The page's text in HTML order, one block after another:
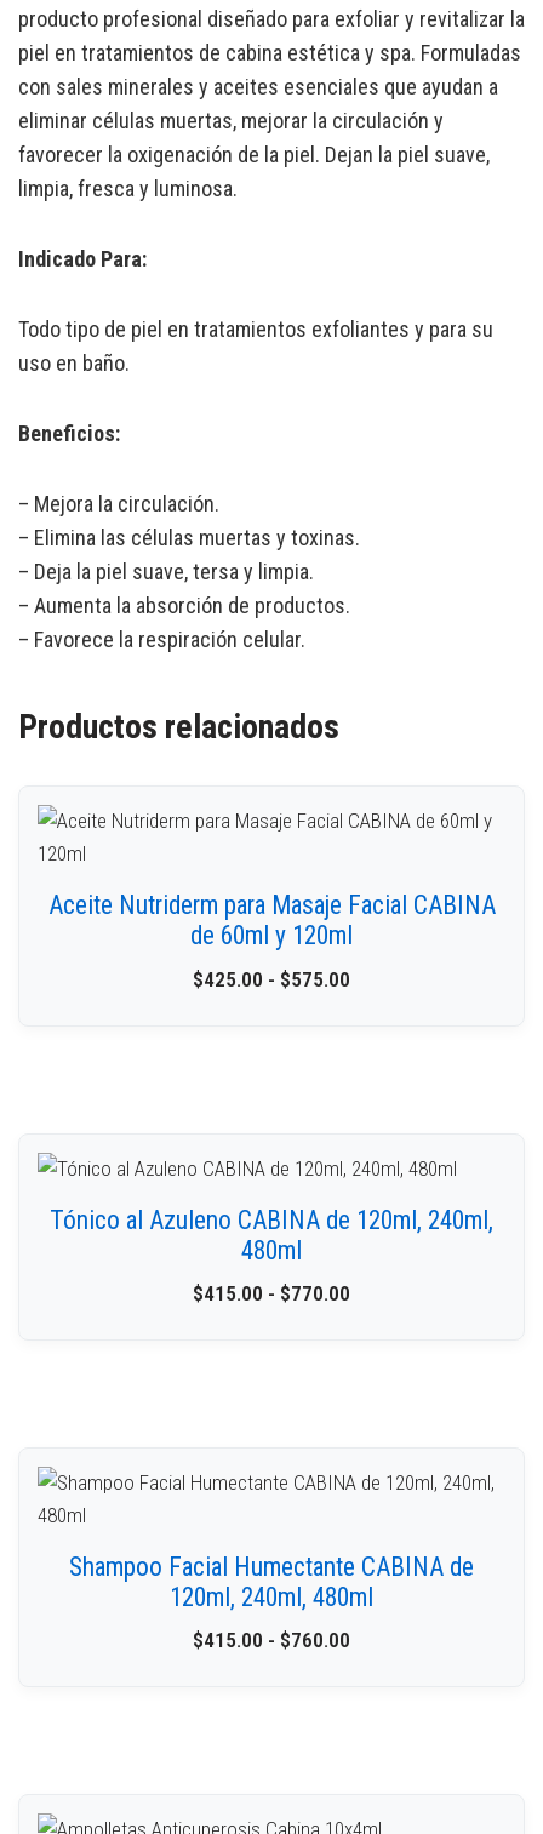
producto profesional diseñado para exfoliar y revitalizar la
piel en tratamientos de cabina estética y spa. Formuladas
con sales minerales y aceites esenciales que ayudan a
eliminar células muertas, mejorar la circulación y
favorecer la oxigenación de la piel. Dejan la piel suave,
limpia, fresca y luminosa.
Indicado Para:
Todo tipo de piel en tratamientos exfoliantes y para su
uso en baño.
Beneficios:
– Mejora la circulación.
– Elimina las células muertas y toxinas.
– Deja la piel suave, tersa y limpia.
– Aumenta la absorción de productos.
– Favorece la respiración celular.
Productos relacionados
Aceite Nutriderm para Masaje Facial CABINA
de 60ml y 120ml
$425.00 - $575.00
Tónico al Azuleno CABINA de 120ml, 240ml,
480ml
$415.00 - $770.00
Shampoo Facial Humectante CABINA de
120ml, 240ml, 480ml
$415.00 - $760.00